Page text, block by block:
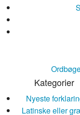
Kategorier
Nyeste
Latinske eller